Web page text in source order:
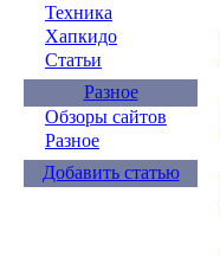
Техника
Хапкидо
Статьи
Разное
Обзоры сайтов
Разное
Добавить статью